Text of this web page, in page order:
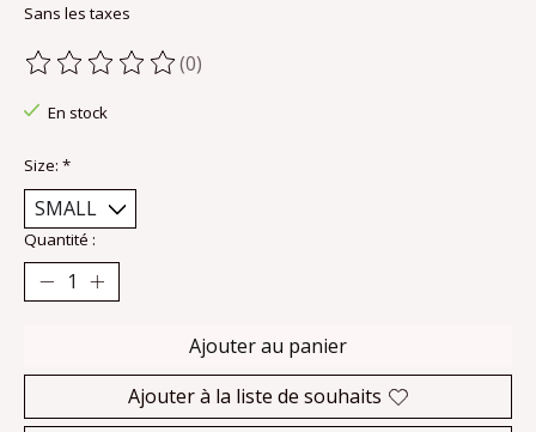
Sans les taxes
Ce produit est évalué à
(0)
En stock
Size: *
Quantité :
Ajouter au panier
Ajouter à la liste de souhaits